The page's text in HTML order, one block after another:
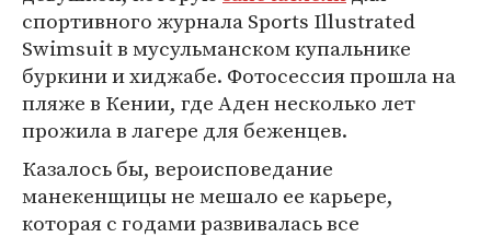
спортивного журнала Sports Illustrated
Swimsuit в мусульманском купальнике
буркини и хиджабе. Фотосессия прошла на
пляже в Кении, где Аден несколько лет
прожила в лагере для беженцев.
Казалось бы, вероисповедание
манекенщицы не мешало ее карьере,
которая с годами развивалась все